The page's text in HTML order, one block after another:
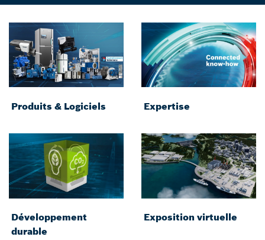
Produits & Logiciels Expertise
Développement
durable
Exposition virtuelle